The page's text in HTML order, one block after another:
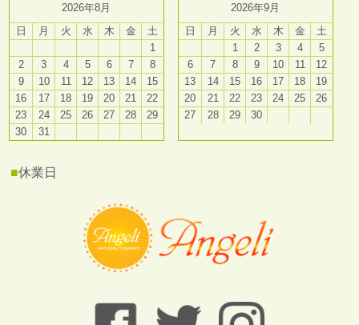
2026年8月
日
月 火 水 木 金
土
1
2
3 4 5 6 7
8
9
10 11 12 13 14
15
16
17 18 19 20 21
22
23
24 25 26 27 28
29
30
31
2026年9月
日
月 火 水 木 金
土
1
2 3 4
5
6
7 8 9 10 11
12
13
14 15 16 17 18
19
20
21 22 23 24 25
26
27
28 29 30
■休業日